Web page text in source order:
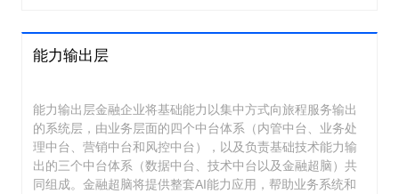
能力输出层
能力输出层金融企业将基础能力以集中方式向旅程服务输出
的系统层，由业务层面的四个中台体系（内管中台、业务处
理中台、营销中台和风控中台），以及负责基础技术能力输
出的三个中台体系（数据中台、技术中台以及金融超脑）共
同组成。金融超脑将提供整套AI能力应用，帮助业务系统和